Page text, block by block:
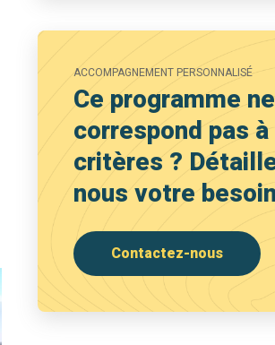
ACCOMPAGNEMENT PERSONNALISÉ
Ce programme ne
correspond pas
critères ?
nous votre
Contactez-nous